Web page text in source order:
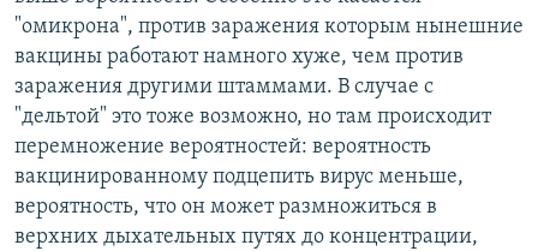
"омикрона", против заражения которым нынешние
вакцины работают намного хуже, чем против
заражения другими штаммами. В случае с
"дельтой" это тоже возможно, но там происходит
перемножение вероятностей: вероятность
вакцинированному подцепить вирус меньше,
вероятность, что он может размножиться в
верхних дыхательных путях до концентрации,